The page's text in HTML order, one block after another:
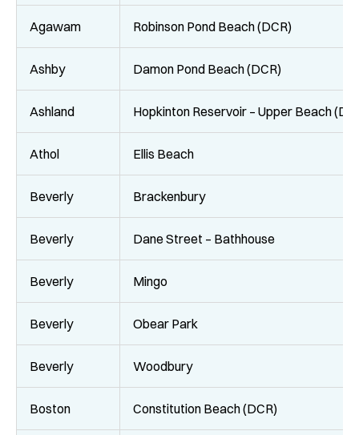
Agawam Robinson Pond Beach (DCR)
Ashby Damon Pond Beach (DCR)
Ashland Hopkinton Reservoir – Upper Beach
Athol Ellis Beach
Beverly Brackenbury
Beverly Dane Street – Bathhouse
Beverly Mingo
Beverly Obear Park
Beverly Woodbury
Boston Constitution Beach (DCR)